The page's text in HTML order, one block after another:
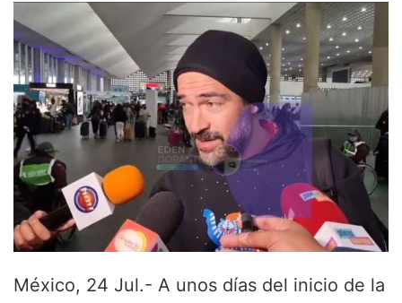
México, 24 Jul.- A unos días del inicio de la